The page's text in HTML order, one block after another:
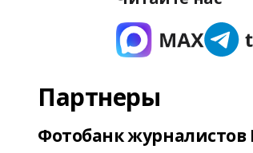
Партнеры
Фотобанк журналистов